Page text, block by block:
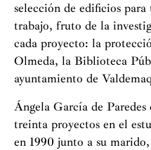
selección de edificios
trabajo, fruto de la
cada proyecto: la
Olmeda, la Biblioteca
ayuntamiento de
Ángela García de
treinta proyectos en el
en 1990 junto a su